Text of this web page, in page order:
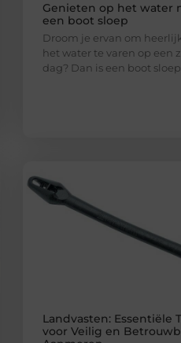
Genieten op het water
een boot sloep
Droom je ervan om
het water te varen op een
dag? Dan is een boot
Landvasten: Essentiële
voor Veilig en